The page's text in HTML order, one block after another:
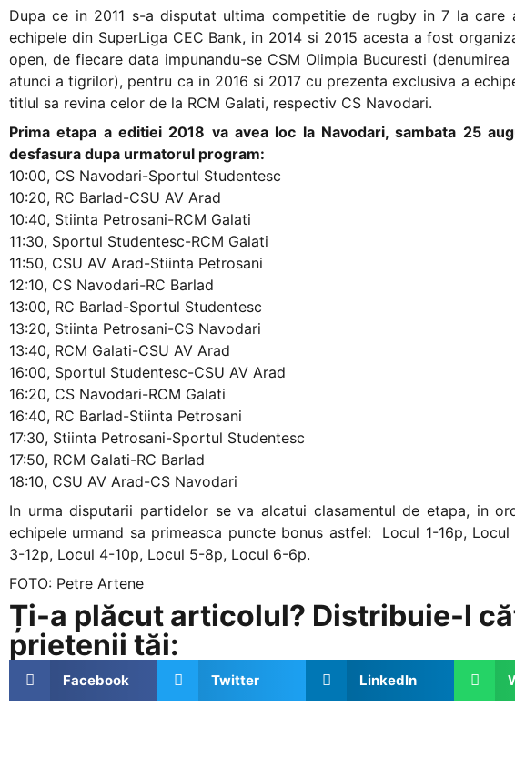
Dupa ce in 2011 s-a disputat ultima competitie de rugby in 7 la care
echipele din SuperLiga CEC Bank, in 2014 si 2015 acesta a fost
open, de fiecare data impunandu-se CSM Olimpia Bucuresti
atunci a tigrilor), pentru ca in 2016 si 2017 cu prezenta exclusiva a
titlul sa revina celor de la RCM Galati, respectiv CS Navodari.
Prima etapa a editiei 2018 va avea loc la Navodari, sambata 25
desfasura dupa urmatorul program:
10:00, CS Navodari-Sportul Studentesc
10:20, RC Barlad-CSU AV Arad
10:40, Stiinta Petrosani-RCM Galati
11:30, Sportul Studentesc-RCM Galati
11:50, CSU AV Arad-Stiinta Petrosani
12:10, CS Navodari-RC Barlad
13:00, RC Barlad-Sportul Studentesc
13:20, Stiinta Petrosani-CS Navodari
13:40, RCM Galati-CSU AV Arad
16:00, Sportul Studentesc-CSU AV Arad
16:20, CS Navodari-RCM Galati
16:40, RC Barlad-Stiinta Petrosani
17:30, Stiinta Petrosani-Sportul Studentesc
17:50, RCM Galati-RC Barlad
18:10, CSU AV Arad-CS Navodari
In urma disputarii partidelor se va alcatui clasamentul de etapa, in
echipele urmand sa primeasca puncte bonus astfel: Locul 1-16p, Locul
3-12p, Locul 4-10p, Locul 5-8p, Locul 6-6p.
FOTO: Petre Artene
Ți-a plăcut articolul? Distribuie-l
prietenii tăi:
Facebook Twitter LinkedIn